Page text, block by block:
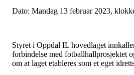
Dato: Mandag 13 februar 2023,
Styret i Oppdal IL hovedlaget
forbindelse med fotballhallprosjektet
om at laget etableres som et eget